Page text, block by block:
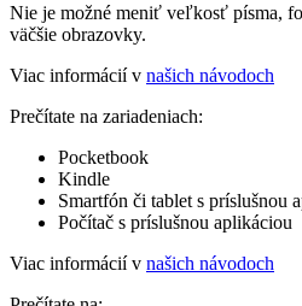
Nie je možné meniť veľkosť písma,
väčšie obrazovky.
Viac informácií v našich návodoch
Prečítate na zariadeniach:
Pocketbook
Kindle
Smartfón či tablet s príslušnou
Počítač s príslušnou aplikáciou
Viac informácií v našich návodoch